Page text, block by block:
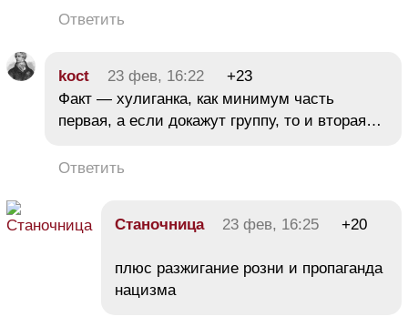
Ответить
koct 23 фев, 16:22
+23
Факт — хулиганка, как минимум часть
первая, а если докажут группу, то и вторая…
Ответить
Станочница 23 фев, 16:25 +20
плюс разжигание розни и пропаганда
нацизма